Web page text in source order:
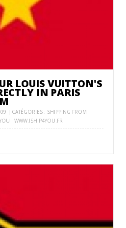
LOUIS VUITTON'S
IN PARIS
| CATÉGORIES : SHIPPING FROM
: WWW.ISHIP4YOU.FR